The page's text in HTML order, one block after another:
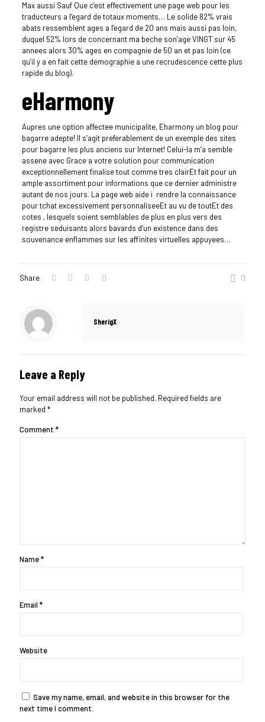
Max aussi Sauf Que c’est effectivement une page web pour les
traducteurs a l’egard de totaux moments… Le solide 82% vrais
abats ressemblent ages a l’egard de 20 ans mais aussi pas loin,
duquel 52% lors de concernant ma beche son’age VINGT sur 45
annees alors 30% ages en compagnie de 50 an et pas loin (ce
qu’il y a en fait cette demographie a une recrudescence cette plus
rapide du blog).
eHarmony
Aupres une option affectee municipalite, Eharmony un blog pour
bagarre adepte! Il s’agit preferablement de un exemple des sites
pour bagarre les plus anciens sur Internet! Celui-la m’a semble
assene avec Grace a votre solution pour communication
exceptionnellement finalise tout comme tres clairEt fait pour un
ample assortiment pour informations que ce dernier administre
autant de nos jours. La page web aide i rendre la connaissance
pour tchat excessivement personnaliseeEt au vu de toutEt des
cotes , lesquels soient semblables de plus en plus vers des
registre seduisants alors bavards d’un existence dans des
souvenance enflammes sur les affinites virtuelles appuyees…
Share 0
SherigX
Leave a Reply
Your email address will not be published. Required fields are
marked *
Comment *
Name*
Email *
Website
Save my name, email, and website in this browser for the
next time I comment.